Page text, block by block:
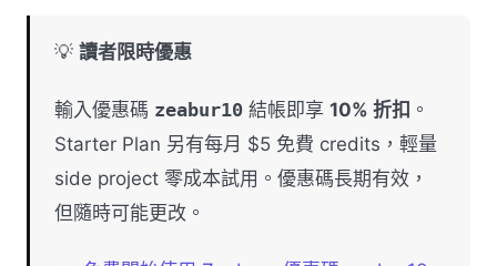
💡讀者限時優惠
輸入優惠碼 zeabur10 結帳即享10% 折扣 。
Starter Plan 另有每月 $5 免費 credits，輕量
side project 零成本試用。優惠碼長期有效，
但隨時可能更改。